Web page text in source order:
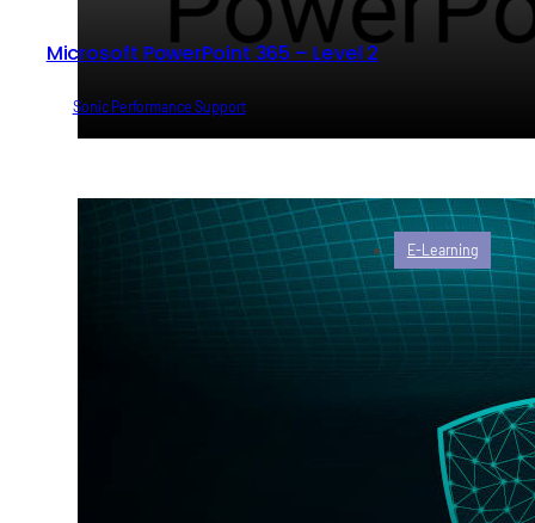
Microsoft PowerPoint 365 – Level 2
Sonic Performance Support
E-Learning